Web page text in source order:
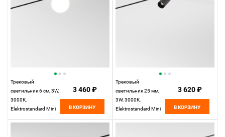
Трековый
светильник 6 см, 3W,
3000K,
Elektrostandard Mini
3 460 ₽
В КОРЗИНУ
Трековый
светильник 25 мм,
3W, 3000K,
Elektrostandard Mini
3 620 ₽
В КОРЗИНУ